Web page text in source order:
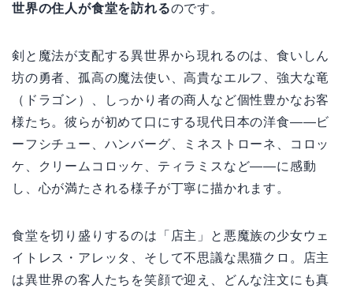
世界の住人が食堂を訪れるのです。
剣と魔法が支配する異世界から現れるのは、食いしん
坊の勇者、孤高の魔法使い、高貴なエルフ、強大な竜
（ドラゴン）、しっかり者の商人など個性豊かなお客
様たち。彼らが初めて口にする現代日本の洋食——ビ
ーフシチュー、ハンバーグ、ミネストローネ、コロッ
ケ、クリームコロッケ、ティラミスなど——に感動
し、心が満たされる様子が丁寧に描かれます。
食堂を切り盛りするのは「店主」と悪魔族の少女ウェ
イトレス・アレッタ、そして不思議な黒猫クロ。店主
は異世界の客人たちを笑顔で迎え、どんな注文にも真